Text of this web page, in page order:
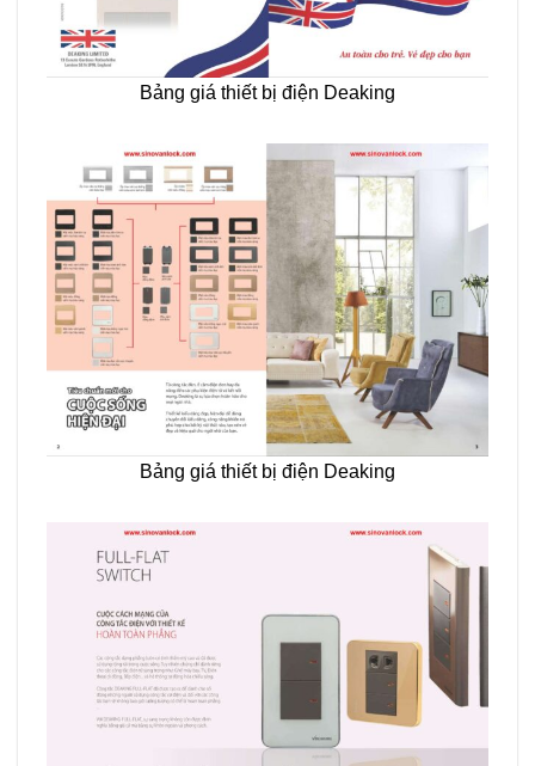
Bảng giá thiết bị điện Deaking
Bảng giá thiết bị điện Deaking